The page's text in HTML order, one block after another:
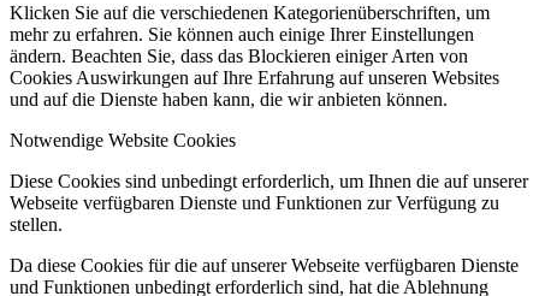
Klicken Sie auf die verschiedenen Kategorienüberschriften, um
mehr zu erfahren. Sie können auch einige Ihrer Einstellungen
ändern. Beachten Sie, dass das Blockieren einiger Arten von
Cookies Auswirkungen auf Ihre Erfahrung auf unseren Websites
und auf die Dienste haben kann, die wir anbieten können.
Notwendige Website Cookies
Diese Cookies sind unbedingt erforderlich, um Ihnen die auf unserer
Webseite verfügbaren Dienste und Funktionen zur Verfügung zu
stellen.
Da diese Cookies für die auf unserer Webseite verfügbaren Dienste
und Funktionen unbedingt erforderlich sind, hat die Ablehnung